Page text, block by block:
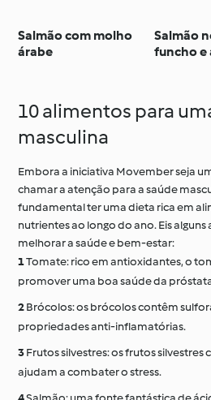
Salmão com molho
árabe
Salmão
funcho e
10 alimentos para
masculina
Embora a iniciativa Movember seja
chamar a atenção para a saúde
fundamental ter uma dieta rica em
nutrientes ao longo do ano. Eis
melhorar a saúde e bem-estar:
Tomate: rico em antioxidantes, o
promover uma boa saúde da
Brócolos: os brócolos contêm
propriedades anti-inflamatórias.
Frutos silvestres: os frutos
ajudam a combater o stress.